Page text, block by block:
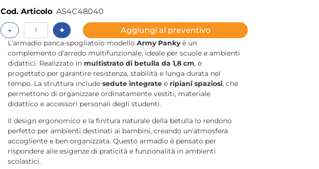
Cod. Articolo AS4C48040
Quantità Aggiungi al preventivo
L'armadio panca-spogliatoio modello Army Pankyè un
complemento d'arredo multifunzionale, ideale per scuole e ambienti
didattici. Realizzato in multistrato di betulla da 1,8 cm, è
progettato per garantire resistenza, stabilità e lunga durata nel
tempo. La struttura include sedute integrate e ripiani spaziosi, che
permettono di organizzare ordinatamente vestiti, materiale
didattico e accessori personali degli studenti.
Il design ergonomico e la finitura naturale della betulla lo rendono
perfetto per ambienti destinati ai bambini, creando un'atmosfera
accogliente e ben organizzata. Questo armadio è pensato per
rispondere alle esigenze di praticità e funzionalità in ambienti
scolastici.